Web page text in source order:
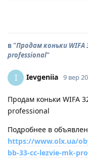
в "Продам коньки WIFA
professional"
I Ievgeniia 9 вер
Продам коньки WIFA
professional
Подробнее в
https://www.olx.ua/
bb-33-cc-lezvie-mk-